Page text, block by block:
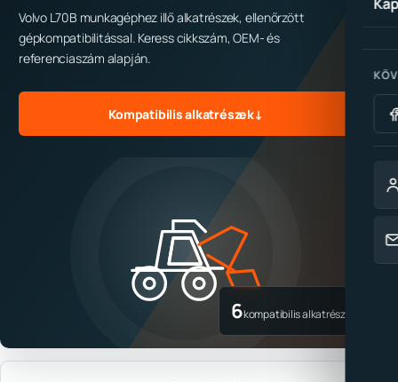
Volvo L70B munkagéphez illő alkatrészek, ellenőrzött
gépkompatibilitással. Keress cikkszám, OEM- és
referenciaszám alapján.
Kompatibilis alkatrészek↓
6kompatibilis alkatrész